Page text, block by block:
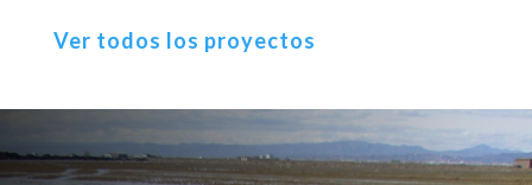
Ver todos los proyectos